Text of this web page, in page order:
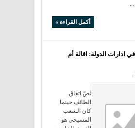
أكمل القراءة »
ادارات الدولة: اقالة أم
نُصّ اتفاق
الطائف حينما
كان الشعب
المسيحي هو